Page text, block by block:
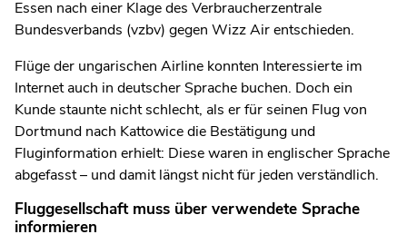
Essen nach einer Klage des Verbraucherzentrale
Bundesverbands (vzbv) gegen Wizz Air entschieden.
Flüge der ungarischen Airline konnten Interessierte im
Internet auch in deutscher Sprache buchen. Doch ein
Kunde staunte nicht schlecht, als er für seinen Flug von
Dortmund nach Kattowice die Bestätigung und
Fluginformation erhielt: Diese waren in englischer Sprache
abgefasst – und damit längst nicht für jeden verständlich.
Fluggesellschaft muss über verwendete Sprache
informieren